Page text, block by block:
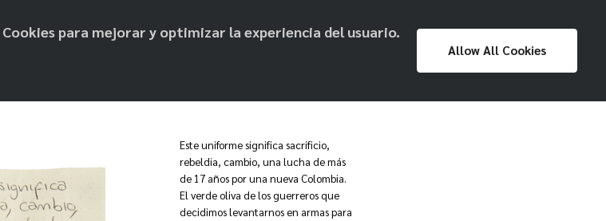
objetos de paz Proyecto Prensa
Exposiciones
Museo Nacional
Este uniforme significa sacrificio,
rebeldia, cambio, una lucha de más
de 17 años por una nueva Colombia.
El verde oliva de los guerreros que
decidimos levantarnos en armas para
para mejorar y optimizar la experiencia del usuario.
Allow All Cookies